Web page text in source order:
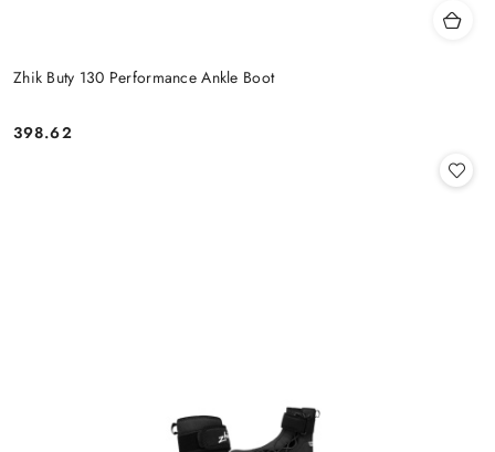
Zhik Buty 130 Performance Ankle Boot
Cena:
398.62